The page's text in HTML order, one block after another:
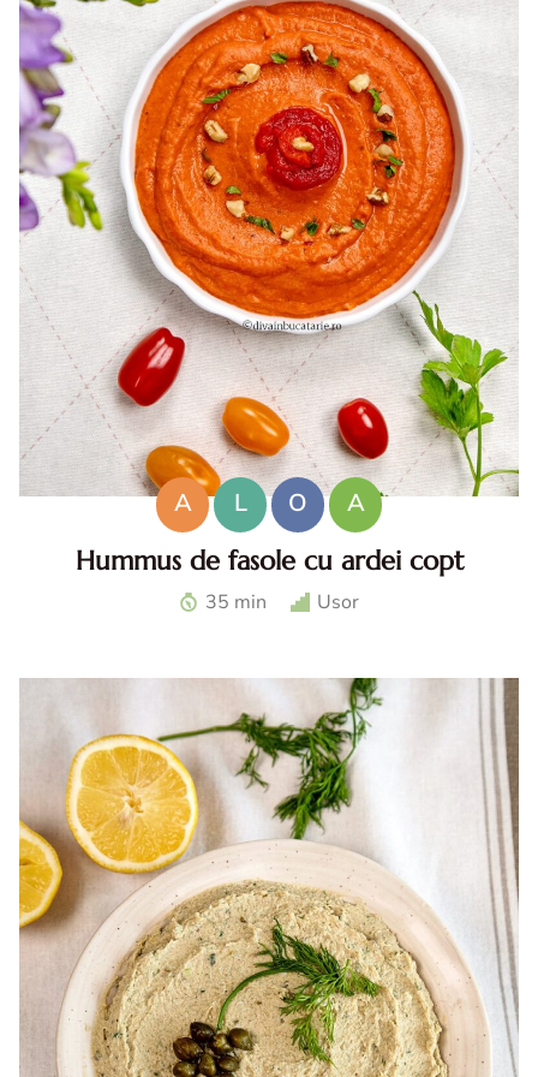
A L O
A
Hummus de fasole cu ardei copt
Hummus de fasole cu ardei. Reteta de hummus de fasole
35 min Usor